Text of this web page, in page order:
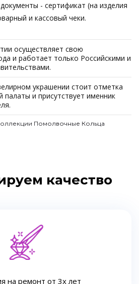
- сертификат (на изделия
и кассовый чеки.
осуществляет свою
и работает только Российскими и
украшении стоит отметка
и присутствует именник
Помолвочные Кольца
качество
на ремонт от 3х лет